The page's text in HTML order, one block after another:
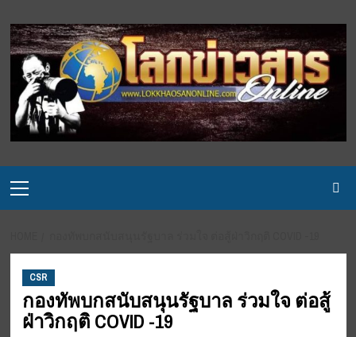
to
content
Menu
CSR
กองทัพบกสนับสนุนรัฐบาล ร่วมใจ ต่อสู้
ฝ่าวิกฤติ COVID -19